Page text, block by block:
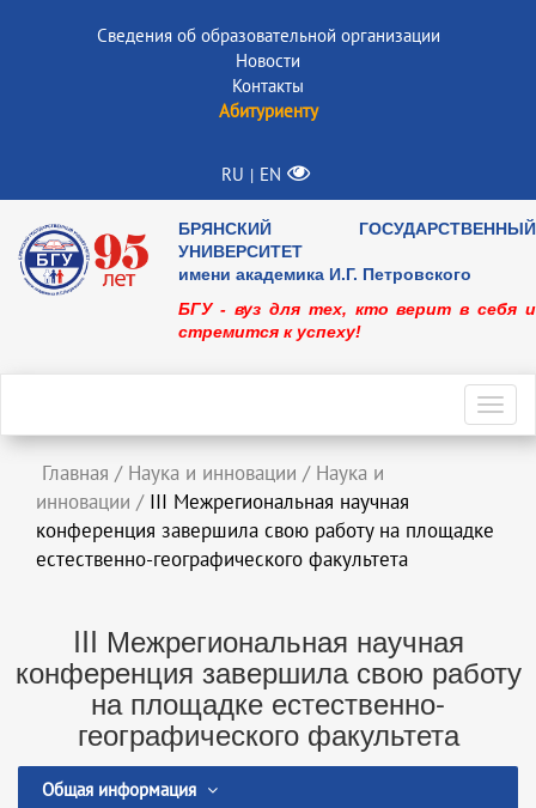
Сведения об образовательной организации
Новости
Контакты
Абитуриенту
RU | EN
БРЯНСКИЙ ГОСУДАРСТВЕННЫЙ
УНИВЕРСИТЕТ
имени академика И.Г. Петровского
БГУ - вуз для тех, кто верит в себя и
стремится к успеху!
Главная / Наука и инновации / Наука и
инновации / III Межрегиональная научная
конференция завершила свою работу на площадке
естественно-географического факультета
III Межрегиональная научная
конференция завершила свою работу
на площадке естественно-
географического факультета
Общая информация